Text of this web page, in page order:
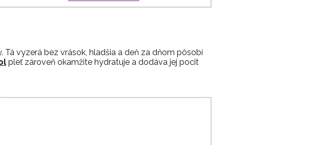
vyzerá bez vrások, hladšia a deň za dňom pôsobí
pleť zároveň okamžite hydratuje a dodáva jej pocit